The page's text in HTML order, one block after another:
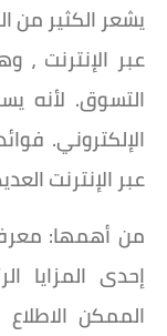
يشعر الكثير من
عبر الإنترنت
التسوق. لأنه
الإلكتروني.
عبر الإنترنت
من أهمها:
إحدى المزايا
الممكن